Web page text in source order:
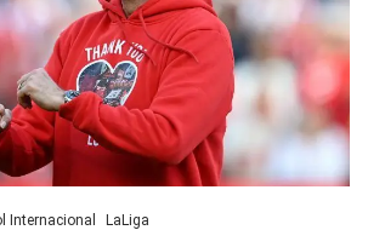
Internacional LaLiga